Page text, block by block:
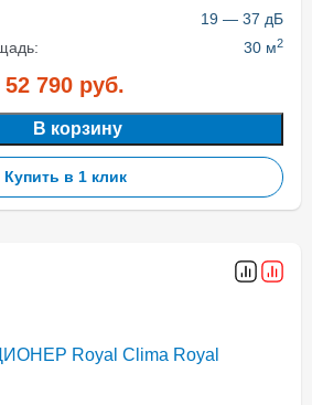
19 — 37 дБ
30 м2
52 790 руб.
В корзину
Купить в 1 клик